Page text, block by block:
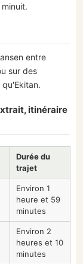
entre
sur des
itinéraire
Durée du
trajet
Environ 1
heure et 59
minutes
Environ 2
heures et 10
minutes